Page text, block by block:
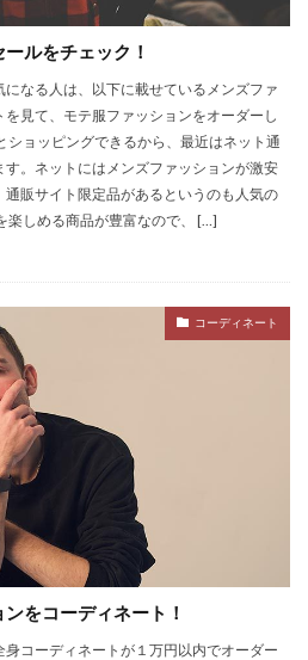
ルをチェック！
なる人は、以下に載せているメンズファ
見て、モテ服ファッションをオーダーし
ショッピングできるから、最近はネット通
。ネットにはメンズファッションが激安
販サイト限定品があるというのも人気の
楽しめる商品が豊富なので、 […]
コーディネート
をコーディネート！
コーディネートが１万円以内でオーダー